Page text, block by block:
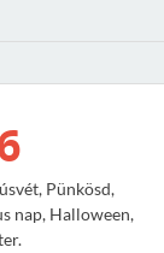
Pünkösd,
nap, Halloween,